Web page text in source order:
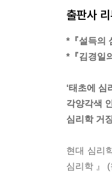
범에게 대
---
유효하다
특성보다
어서 자신
--- p.214
출판사
*『설득의
*『김경일
‘태초에 심
각양각색
심리학 거
현대 심리
심리학』(